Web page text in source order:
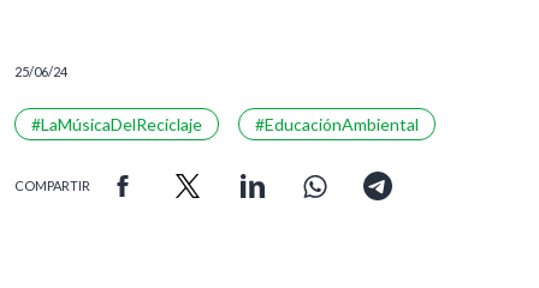
25/06/24
#LaMúsicaDelReciclaje #EducaciónAmbiental
COMPARTIR